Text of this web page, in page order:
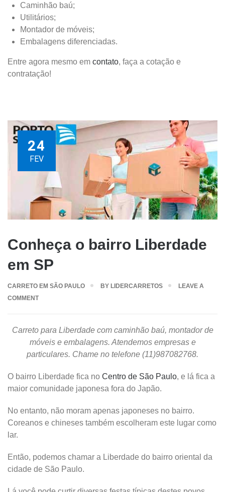
Caminhão baú;
Utilitários;
Montador de móveis;
Embalagens diferenciadas.
Entre agora mesmo em contato, faça a cotação e
contratação!
24
FEV
Conheça o bairro Liberdade
em SP
CARRETO EM SÃO PAULO BY LIDERCARRETOS
LEAVE A
COMMENT
Carreto para Liberdade com caminhão baú, montador de
móveis e embalagens. Atendemos empresas e
particulares. Chame no telefone (11)987082768.
O bairro Liberdade fica no Centro de São Paulo, e lá fica a
maior comunidade japonesa fora do Japão.
No entanto, não moram apenas japoneses no bairro.
Coreanos e chineses também escolheram este lugar como
lar.
Então, podemos chamar a Liberdade do bairro oriental da
cidade de São Paulo.